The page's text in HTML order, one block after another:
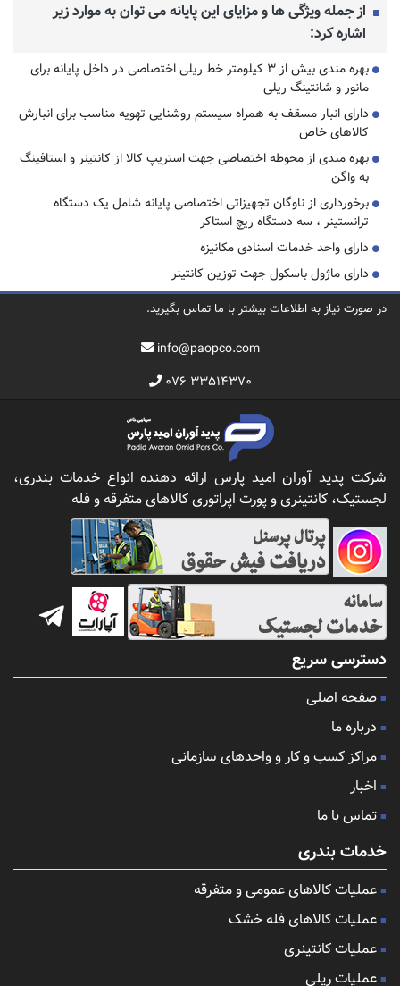
از جمله ویژگی ها و مزایای این پایانه می توان به موارد زیر
اشاره کرد:
بهره مندی بیش از ۳ کیلومتر خط ریلی اختصاصی در داخل پایانه برای
مانور و شانتینگ ریلی
دارای انبار مسقف به همراه سیستم روشنایی تهویه مناسب برای انبارش
کالاهای خاص
بهره مندی از محوطه اختصاصی جهت استریپ کالا از کانتینر و استافینگ
به واگن
برخورداری از ناوگان تجهیزاتی اختصاصی پایانه شامل یک دستگاه
ترانستینر ، سه دستگاه ریچ استاکر
دارای واحد خدمات اسنادی مکانیزه
دارای ماژول باسکول جهت توزین کانتینر
در صورت نیاز به اطلاعات بیشتر با ما تماس بگیرید.
info@paopco.com
۰۷۶ ۳۳۵۱۴۳۷۰
شرکت پدید آوران امید پارس ارائه دهنده انواع خدمات بندری،
لجستیک، کانتینری و پورت اپراتوری کالاهای متفرقه و فله
دسترسی سریع
صفحه اصلی
درباره ما
مراکز کسب و کار و واحدهای سازمانی
اخبار
تماس با ما
خدمات بندری
عملیات کالاهای عمومی و متفرقه
عملیات کالاهای فله خشک
عملیات کانتینری
عملیات ریلی